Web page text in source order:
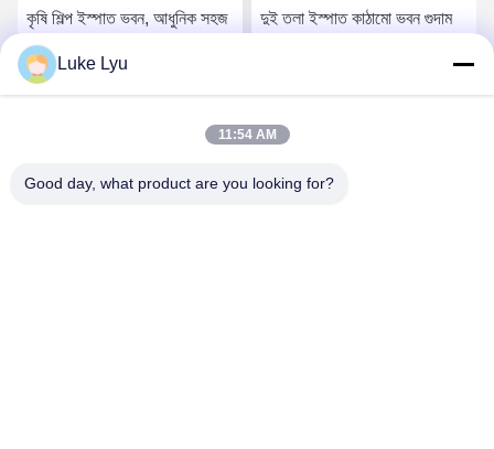
কৃষি শিল্প ইস্পাত ভবন, আধুনিক সহজ
নির্মাণ ধাতু শ্যাড গুদাম
দুই তলা ইস্পাত কাঠামো ভবন গুদাম
Luke Lyu
11:54 AM
Good day, what product are you looking for?